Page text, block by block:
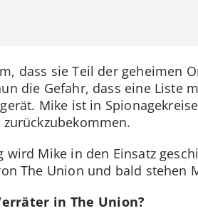
dass sie Teil der geheimen
die Gefahr, dass eine Liste
Mike ist in
wird Mike in den Einsatz
The Union und bald stehen
in The Union?